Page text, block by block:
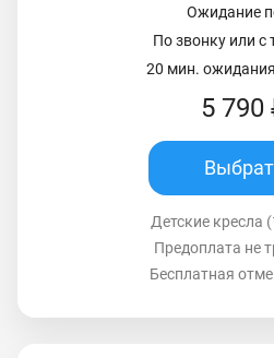
Ожидание
По звонку или с
20 мин.
5 790
Детские кресла
Предоплата не
Бесплатная